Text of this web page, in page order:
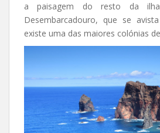
a paisagem do resto da
Desembarcadouro, que se
existe uma das maiores colónias